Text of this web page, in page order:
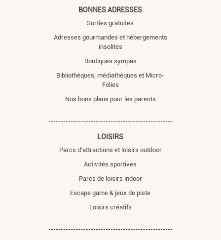
BONNES ADRESSES
Sorties gratuites
Adresses gourmandes et hébergements
insolites
Boutiques sympas
Bibliothèques, médiathèques et Micro-
Folies
Nos bons plans pour les parents
LOISIRS
Parcs d'attractions et loisirs outdoor
Activités sportives
Parcs de loisirs indoor
Escape game & jeux de piste
Loisirs créatifs